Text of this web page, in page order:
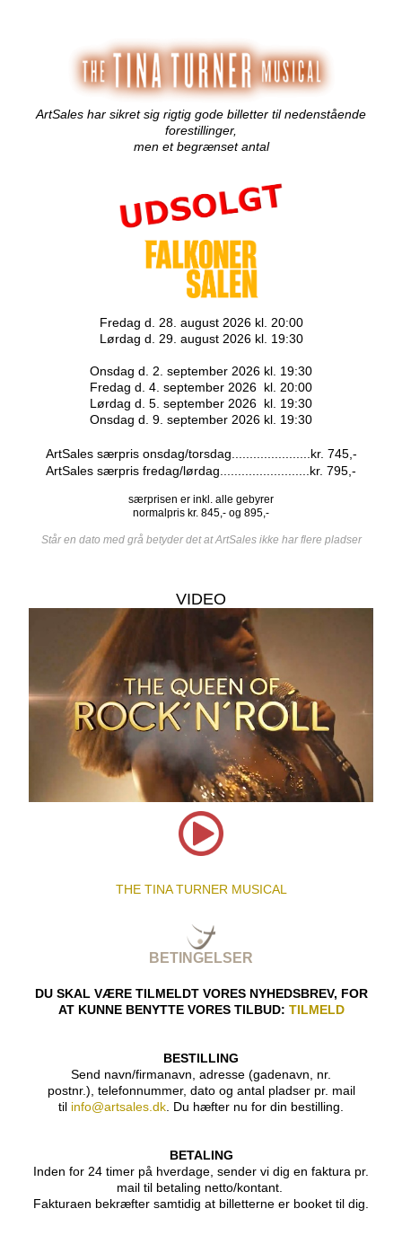
ArtSales har sikret sig rigtig gode billetter til nedenstående
forestillinger,
men et begrænset antal
Fredag d. 28. august 2026 kl. 20:00
Lørdag d. 29. august 2026 kl. 19:30
Onsdag d. 2. september 2026 kl. 19:30
Fredag d. 4. september 2026 kl. 20:00
Lørdag d. 5. september 2026 kl. 19:30
Onsdag d. 9. september 2026 kl. 19:30
ArtSales særpris onsdag/torsdag......................kr. 745,-
ArtSales særpris fredag/lørdag.........................kr. 795,-
særprisen er inkl. alle gebyrer
normalpris kr. 845,- og 895,-
Står en dato med grå betyder det at ArtSales ikke har flere pladser
VIDEO
THE TINA TURNER MUSICAL
BETINGELSER
DU SKAL VÆRE TILMELDT VORES NYHEDSBREV, FOR
AT KUNNE BENYTTE VORES TILBUD: TILMELD
BESTILLING
Send navn/firmanavn, adresse (gadenavn, nr.
postnr.), telefonnummer, dato og antal pladser pr. mail
til info@artsales.dk Du hæfter nu for din bestilling.
BETALING
Inden for 24 timer på hverdage, sender vi dig en faktura pr.
mail til betaling netto/kontant.
Fakturaen bekræfter samtidig at billetterne er booket til dig.